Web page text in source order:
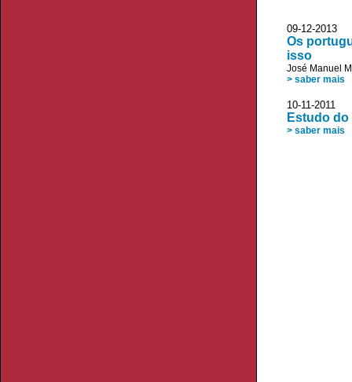
09-12-
Os
isso
José Manuel
> saber mais
10-11-2011
Estudo
> saber mais